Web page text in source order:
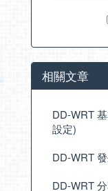
相關文章
DD-WRT
設定)
DD-WRT
DD-WRT